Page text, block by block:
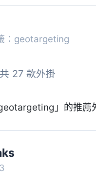
：geotargeting
共 27 款外掛
」的推薦